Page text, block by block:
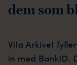
dem som
Vita Arkivet
in med BankID.